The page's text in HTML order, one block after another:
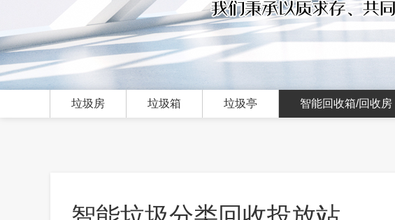
垃圾房 垃圾箱 垃圾亭 智能回收箱/回收房